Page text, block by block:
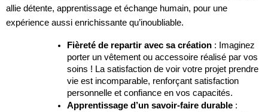
allie détente, apprentissage et échange humain, pour une
expérience aussi enrichissante qu’inoubliable.
Fièreté de repartir avec sa création : Imaginez
porter un vêtement ou accessoire réalisé par vos
soins ! La satisfaction de voir votre projet prendre
vie est incomparable, renforçant satisfaction
personnelle et confiance en vos capacités.
Apprentissage d’un savoir-faire durable :